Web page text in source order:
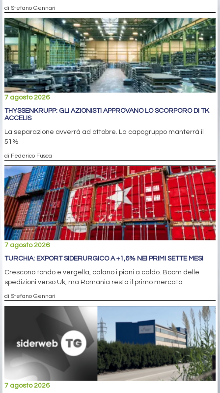
di Stefano Gennari
7 agosto 2026
THYSSENKRUPP: GLI AZIONISTI APPROVANO LO SCORPORO DI TK
ACCELIS
La separazione avverrà ad ottobre. La capogruppo manterrà il
51%
di Federico Fusca
7 agosto 2026
TURCHIA: EXPORT SIDERURGICO A +1,6% NEI PRIMI SETTE MESI
Crescono tondo e vergella, calano i piani a caldo. Boom delle
spedizioni verso Uk, ma Romania resta il primo mercato
di Stefano Gennari
7 agosto 2026